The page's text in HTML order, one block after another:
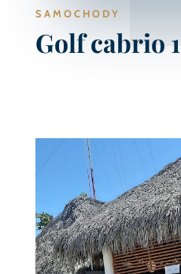
SAMOCHODY
Golf cabrio 1